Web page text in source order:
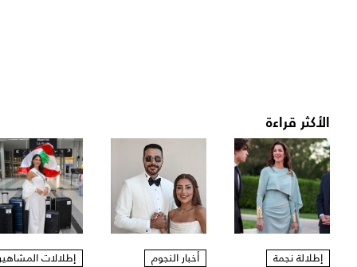
الأكثر قراءة
إطلالة نجمة أخبار النجوم إطلالات